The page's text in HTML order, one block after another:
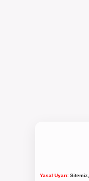
Yasal Uyarı:Sitemiz,